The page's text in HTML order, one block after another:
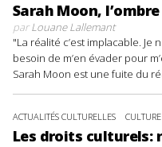
Sarah Moon,
parLouane Lallemant
"La réalité c’est implacable. Je
besoin de m’en évader pour
Sarah Moon est une fuite du
ACTUALITÉS CULTURELLES
Les droits culturels: